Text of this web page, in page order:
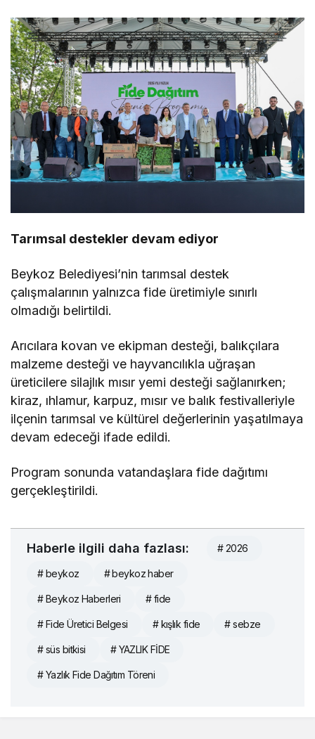
Tarımsal destekler devam ediyor
Beykoz Belediyesi’nin tarımsal destek
çalışmalarının yalnızca fide üretimiyle sınırlı
olmadığı belirtildi.
Arıcılara kovan ve ekipman desteği, balıkçılara
malzeme desteği ve hayvancılıkla uğraşan
üreticilere silajlık mısır yemi desteği sağlanırken;
kiraz, ıhlamur, karpuz, mısır ve balık festivalleriyle
ilçenin tarımsal ve kültürel değerlerinin yaşatılmaya
devam edeceği ifade edildi.
Program sonunda vatandaşlara fide dağıtımı
gerçekleştirildi.
Haberle ilgili daha fazlası: # 2026
# beykoz # beykoz haber
# Beykoz Haberleri # fide
# Fide Üretici Belgesi # kışlık fide # sebze
# süs bitkisi # YAZLIK FİDE
# Yazlık Fide Dağıtım Töreni